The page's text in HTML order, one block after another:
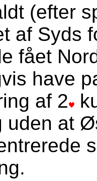
(efter
af Syds
fået
have
af 2
uden at